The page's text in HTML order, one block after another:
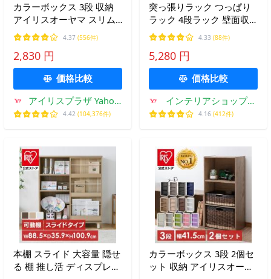
カラーボックス 3段 収納
アイリスオーヤマ スリム
収納ボックス 幅40 おしゃ
れ オープンラック 本棚 CB
ボックス ボックス コンパ
クト 一人暮らし CX-3
4.37 (556件)
2,830 円
価格比較
アイリスプラザ Yahoo!
店
4.42 (104,376件)
突っ張りラック つっぱり
ラック 4段ラック 壁面収
納 リビング トイレ キッチ
ン デスク 隙間収納 省スペ
ース ポールラック おしゃ
れ
4.33 (88件)
5,280 円
価格比較
インテリアショップフ
ァンボヌール
4.16 (412件)
本棚 スライド 大容量 隠せ
る 棚 推し活 ディスプレイ
カラーボックス 3段 2個セ
ット 収納 アイリスオーヤ